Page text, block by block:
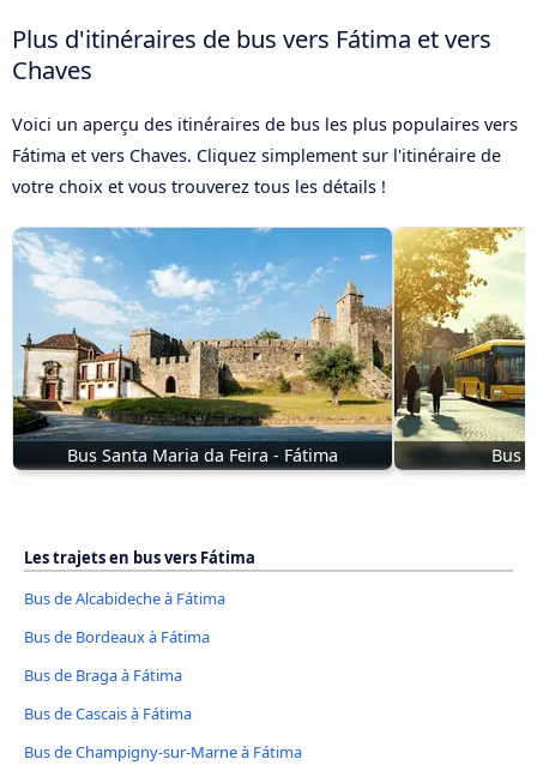
Plus d'itinéraires de bus vers Fátima et vers
Chaves
Voici un aperçu des itinéraires de bus les plus populaires vers
Fátima et vers Chaves. Cliquez simplement sur l'itinéraire de
votre choix et vous trouverez tous les détails !
Bus Santa Maria da Feira - Fátima Bus
Les trajets en bus vers Fátima
Bus de Alcabideche à Fátima
Bus de Bordeaux à Fátima
Bus de Braga à Fátima
Bus de Cascais à Fátima
Bus de Champigny-sur-Marne à Fátima